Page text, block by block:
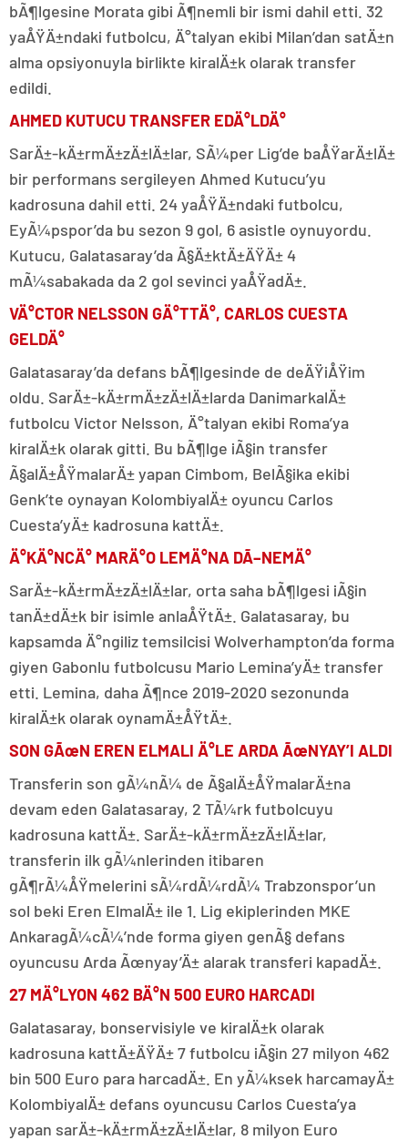
bÃ¶lgesine Morata gibi Ã¶nemli bir ismi dahil etti. 32
yaÅŸÄ±ndaki futbolcu, Ä°talyan ekibi Milan’dan satÄ±n
alma opsiyonuyla birlikte kiralÄ±k olarak transfer
edildi.
AHMED KUTUCU TRANSFER EDÄ°LDÄ°
SarÄ±-kÄ±rmÄ±zÄ±lÄ±lar, SÃ¼per Lig’de baÅŸarÄ±lÄ±
bir performans sergileyen Ahmed Kutucu’yu
kadrosuna dahil etti. 24 yaÅŸÄ±ndaki futbolcu,
EyÃ¼pspor’da bu sezon 9 gol, 6 asistle oynuyordu.
Kutucu, Galatasaray’da Ã§Ä±ktÄ±ÄŸÄ± 4
mÃ¼sabakada da 2 gol sevinci yaÅŸadÄ±.
VÄ°CTOR NELSSON GÄ°TTÄ°, CARLOS CUESTA
GELDÄ°
Galatasaray’da defans bÃ¶lgesinde de deÄŸiÅŸim
oldu. SarÄ±-kÄ±rmÄ±zÄ±lÄ±larda DanimarkalÄ±
futbolcu Victor Nelsson, Ä°talyan ekibi Roma’ya
kiralÄ±k olarak gitti. Bu bÃ¶lge iÃ§in transfer
Ã§alÄ±ÅŸmalarÄ± yapan Cimbom, BelÃ§ika ekibi
Genk’te oynayan KolombiyalÄ± oyuncu Carlos
Cuesta’yÄ± kadrosuna kattÄ±.
Ä°KÄ°NCÄ° MARÄ°O LEMÄ°NA DÃ–NEMÄ°
SarÄ±-kÄ±rmÄ±zÄ±lÄ±lar, orta saha bÃ¶lgesi iÃ§in
tanÄ±dÄ±k bir isimle anlaÅŸtÄ±. Galatasaray, bu
kapsamda Ä°ngiliz temsilcisi Wolverhampton’da forma
giyen Gabonlu futbolcusu Mario Lemina’yÄ± transfer
etti. Lemina, daha Ã¶nce 2019-2020 sezonunda
kiralÄ±k olarak oynamÄ±ÅŸtÄ±.
SON GÃœN EREN ELMALI Ä°LE ARDA ÃœNYAY’I ALDI
Transferin son gÃ¼nÃ¼ de Ã§alÄ±ÅŸmalarÄ±na
devam eden Galatasaray, 2 TÃ¼rk futbolcuyu
kadrosuna kattÄ±. SarÄ±-kÄ±rmÄ±zÄ±lÄ±lar,
transferin ilk gÃ¼nlerinden itibaren
gÃ¶rÃ¼ÅŸmelerini sÃ¼rdÃ¼rdÃ¼ Trabzonspor’un
sol beki Eren ElmalÄ± ile 1. Lig ekiplerinden MKE
AnkaragÃ¼cÃ¼’nde forma giyen genÃ§ defans
oyuncusu Arda Ãœnyay’Ä± alarak transferi kapadÄ±.
27 MÄ°LYON 462 BÄ°N 500 EURO HARCADI
Galatasaray, bonservisiyle ve kiralÄ±k olarak
kadrosuna kattÄ±ÄŸÄ± 7 futbolcu iÃ§in 27 milyon 462
bin 500 Euro para harcadÄ±. En yÃ¼ksek harcamayÄ±
KolombiyalÄ± defans oyuncusu Carlos Cuesta’ya
yapan sarÄ±-kÄ±rmÄ±zÄ±lÄ±lar, 8 milyon Euro